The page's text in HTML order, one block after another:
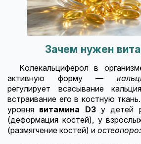
Зачем нужен
Колекальциферол в
активную форму —
регулирует всасывание
встраивание его в костную
уровня витамина D3у детей
(деформация костей), у
(размягчение костей) и